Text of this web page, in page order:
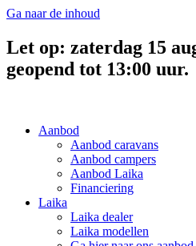
Ga naar de inhoud
Let op: zaterdag 15
geopend tot 13:00 uur.
Aanbod
Aanbod caravans
Aanbod campers
Aanbod Laika
Financiering
Laika
Laika dealer
Laika modellen